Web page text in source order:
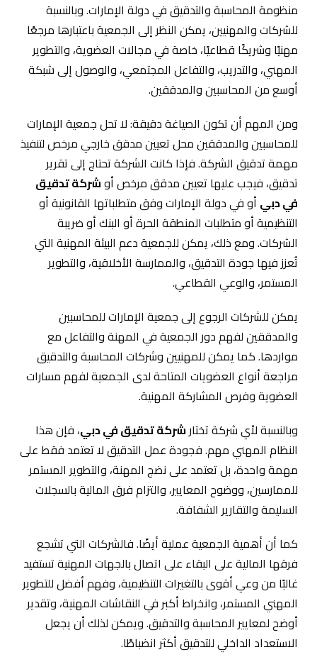
منظومة المحاسبة والتدقيق في دولة الإمارات. وبالنسبة
للشركات والمهنيين، يمكن النظر إلى الجمعية باعتبارها مرجعًا
مهنيًا وشريكًا قطاعيًا، خاصة في مجالات العضوية، والتطوير
المهني، والتدريب، والتفاعل المجتمعي، والوصول إلى شبكة
أوسع من المحاسبين والمدققين.
ومن المهم أن تكون الصياغة دقيقة: لا تحل جمعية الإمارات
للمحاسبين والمدققين محل تعيين مدقق خارجي مرخص لتنفيذ
مهمة تدقيق الشركة. فإذا كانت الشركة تحتاج إلى تقرير
تدقيق، فيجب عليها تعيين مدقق مرخص أوشركة تدقيق
في دبي أو في دولة الإمارات وفق متطلباتها القانونية أو
التنظيمية أو متطلبات المنطقة الحرة أو البنك أو ضريبة
الشركات. ومع ذلك، يمكن للجمعية دعم البيئة المهنية التي
تُعزز فيها جودة التدقيق، والممارسة الأخلاقية، والتطوير
المستمر، والوعي القطاعي.
يمكن للشركات الرجوع إلى جمعية الإمارات للمحاسبين
والمدققين لفهم دور الجمعية في المهنة والتفاعل مع
مواردها. كما يمكن للمهنيين وشركات المحاسبة والتدقيق
مراجعة أنواع العضويات المتاحة لدى الجمعية لفهم مسارات
العضوية وفرص المشاركة المهنية.
وبالنسبة لأي شركة تختارشركة تدقيق في دبي، فإن هذا
النظام المهني مهم. فجودة عمل التدقيق لا تعتمد فقط على
مهمة واحدة، بل تعتمد على نضج المهنة، والتطوير المستمر
للممارسين، ووضوح المعايير، والتزام فرق المالية بالسجلات
السليمة والتقارير الشفافة.
كما أن أهمية الجمعية عملية أيضًا. فالشركات التي تشجع
فرقها المالية على البقاء على اتصال بالجهات المهنية تستفيد
غالبًا من وعي أقوى بالتغيرات التنظيمية، وفهم أفضل للتطوير
المهني المستمر، وانخراط أكبر في النقاشات المهنية، وتقدير
أوضح لمعايير المحاسبة والتدقيق. ويمكن لذلك أن يجعل
الاستعداد الداخلي للتدقيق أكثر انضباطًا.